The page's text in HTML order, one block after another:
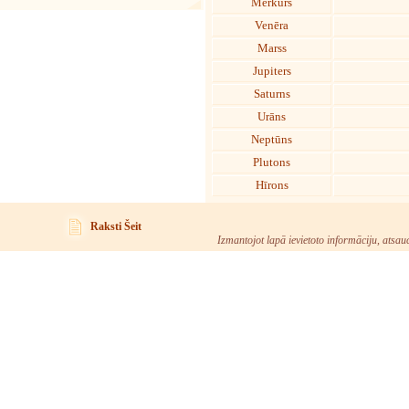
Merkurs
Venēra
Marss
Jupiters
Saturns
Urāns
Neptūns
Plutons
Hīrons
Raksti Šeit
Izmantojot lapā ievietoto informāciju,